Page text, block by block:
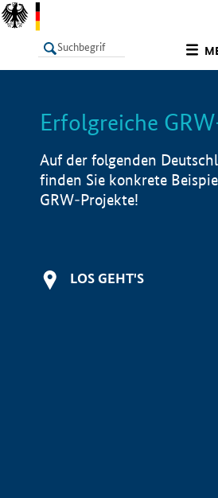
LISTE
Erfolgreiche
Auf der folgenden
finden Sie konkrete
GRW-Projekte!
LOS GEHT'S